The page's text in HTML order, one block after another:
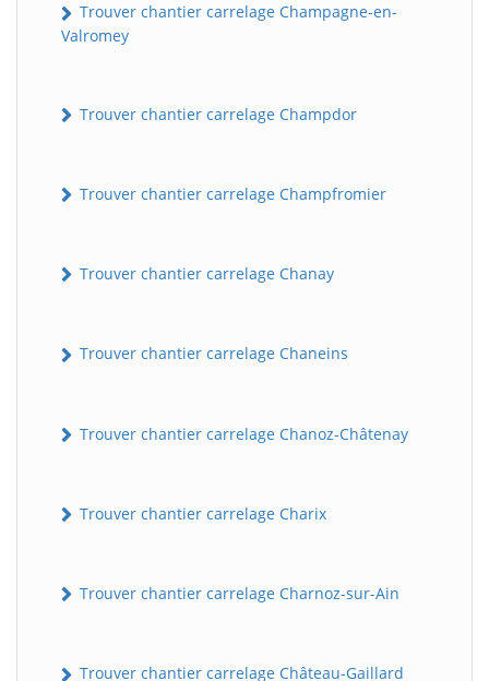
Trouver chantier carrelage Champagne-en-
Valromey
Trouver chantier carrelage Champdor
Trouver chantier carrelage Champfromier
Trouver chantier carrelage Chanay
Trouver chantier carrelage Chaneins
Trouver chantier carrelage Chanoz-Châtenay
Trouver chantier carrelage Charix
Trouver chantier carrelage Charnoz-sur-Ain
Trouver chantier carrelage Château-Gaillard